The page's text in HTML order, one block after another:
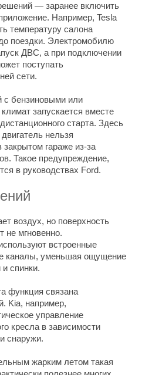
— заранее включить
Например, Tesla
температуру салона
поездки. Электромобилю
ДВС, а при подключении
поступать
сети.
с бензиновыми или
запускается вместе
старта. Здесь
нельзя
закрытом гараже из-за
Такое предупреждение,
в руководствах Ford.
воздух, но поверхность
не мгновенно.
встроенные
каналы, уменьшая ощущение
спинки.
функция связана
Kia, например,
управление
кресла в зависимости
снаружи.
жарким летом такая